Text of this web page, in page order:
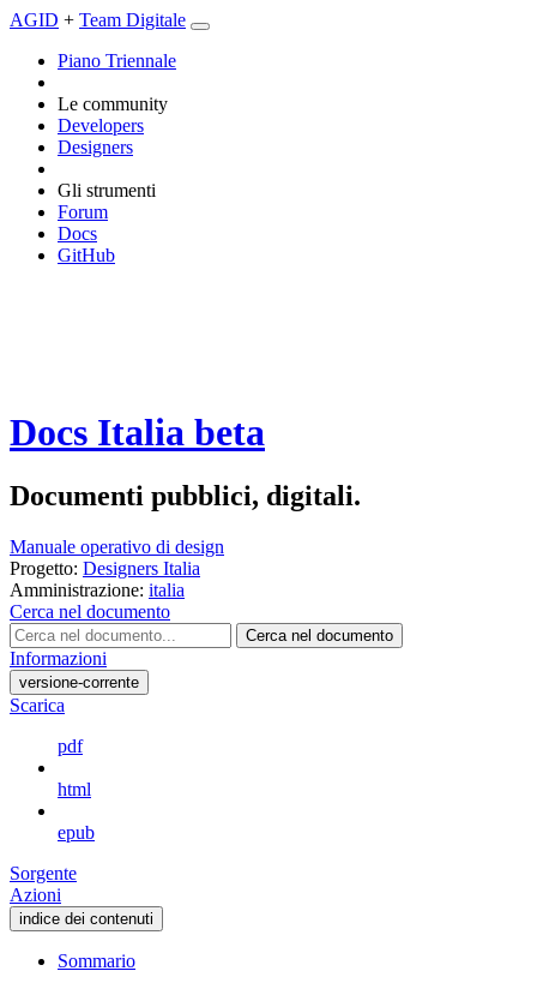
AGID + Team Digitale
Piano Triennale
Le community
Developers
Designers
Gli strumenti
Forum
Docs
GitHub
Docs Italia beta
Documenti pubblici, digitali.
Manuale operativo di design
Progetto: Designers Italia
Amministrazione: italia
Cerca nel documento
Cerca nel documento
Informazioni
versione-corrente
Scarica
pdf
html
epub
Sorgente
Azioni
indice dei contenuti
Sommario